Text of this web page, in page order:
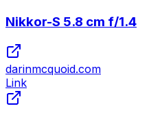
Nikkor-S 5.8 cm f/1.4
darinmcquoid.com
Link